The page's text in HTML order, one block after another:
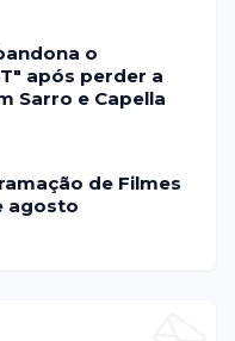
o
após perder a
Sarro e Capella
de Filmes
agosto